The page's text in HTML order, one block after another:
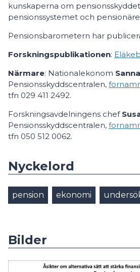
kunskaperna om
pensionssystemet och
Pensionsbarometern har
Forskningspublikationen:
Närmare: Nationalekonom
Pensionsskyddscentralen,
tfn 029 411 2492.
Forskningsavdelningens chef
Pensionsskyddscentralen,
tfn 050 512 0062.
Nyckelord
pension ekonomi
Bilder